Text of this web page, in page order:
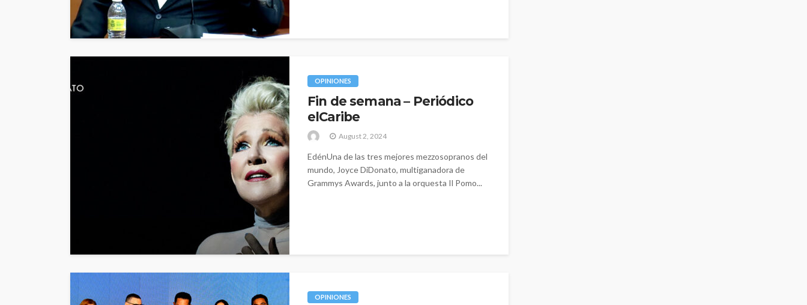
OPINIONES
Fin de semana – Periódico
elCaribe
August 2, 2024
EdénUna de las tres mejores mezzosopranos del
mundo, Joyce DiDonato, multiganadora de
Grammys Awards, junto a la orquesta Il Pomo...
OPINIONES